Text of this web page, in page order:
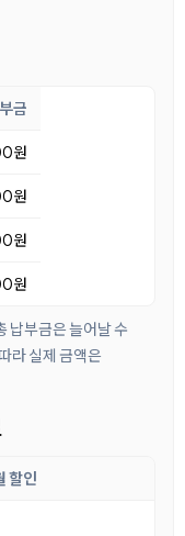
금
원
원
원
원
납부금은 늘어날 수
라 실제 금액은
할인